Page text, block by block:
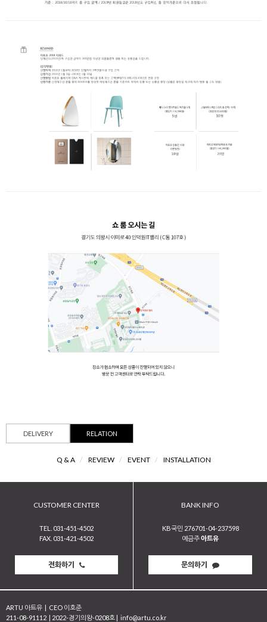
DELIVERY RELATION
Q & A / REVIEW / EVENT / INSTALLATION
CUSTOMER CENTER
TEL. 031-451-4502
FAX. 031-421-4502
전화하기
BANK INFO
KB국민 276701-04-237598
예금주아트유
문의하기
ARTU 아트유
CEO 이호준
211-08-91112
2022-경기의왕-0208호 info@artu.co.kr